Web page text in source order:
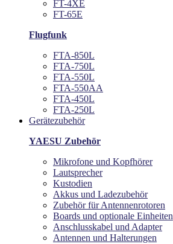
FT-4XE
FT-65E
Flugfunk
FTA-850L
FTA-750L
FTA-550L
FTA-550AA
FTA-450L
FTA-250L
Gerätezubehör
YAESU Zubehör
Mikrofone und Kopfhörer
Lautsprecher
Kustodien
Akkus und Ladezubehör
Zubehör für Antennenrotoren
Boards und optionale Einheiten
Anschlusskabel und Adapter
Antennen und Halterungen